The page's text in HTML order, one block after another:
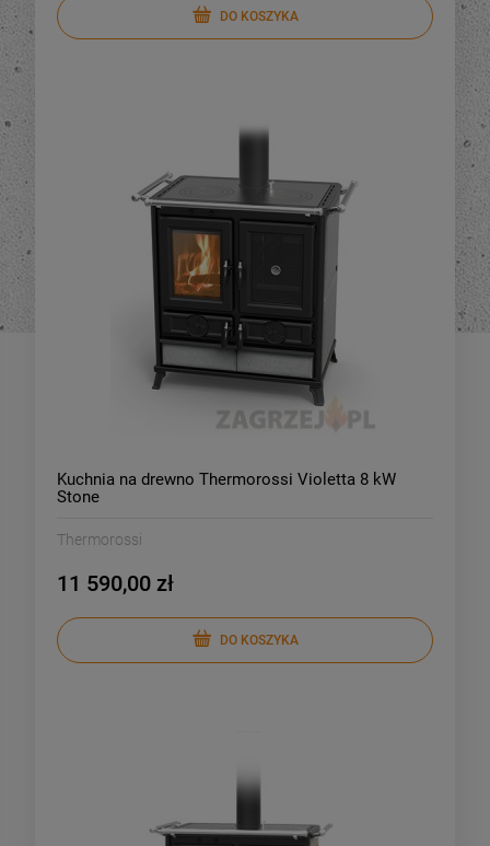
DO KOSZYKA
Kuchnia na drewno Thermorossi Violetta 8 kW
Stone
Thermorossi
11 590,00 zł
DO KOSZYKA